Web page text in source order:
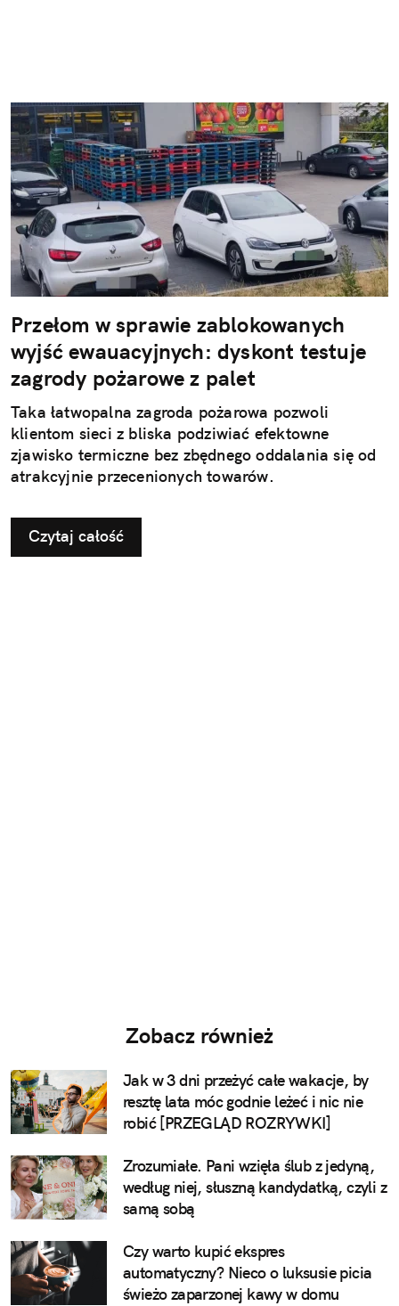
Przełom w sprawie zablokowanych
wyjść ewauacyjnych: dyskont testuje
zagrody pożarowe z palet
Taka łatwopalna zagroda pożarowa pozwoli
klientom sieci z bliska podziwiać efektowne
zjawisko termiczne bez zbędnego oddalania się od
atrakcyjnie przecenionych towarów.
Czytaj całość
Zobacz również
Jak w 3 dni przeżyć całe wakacje, by
resztę lata móc godnie leżeć i nic nie
robić [PRZEGLĄD ROZRYWKI]
Zrozumiałe. Pani wzięła ślub z jedyną,
według niej, słuszną kandydatką, czyli z
samą sobą
Czy warto kupić ekspres
automatyczny? Nieco o luksusie picia
świeżo zaparzonej kawy w domu